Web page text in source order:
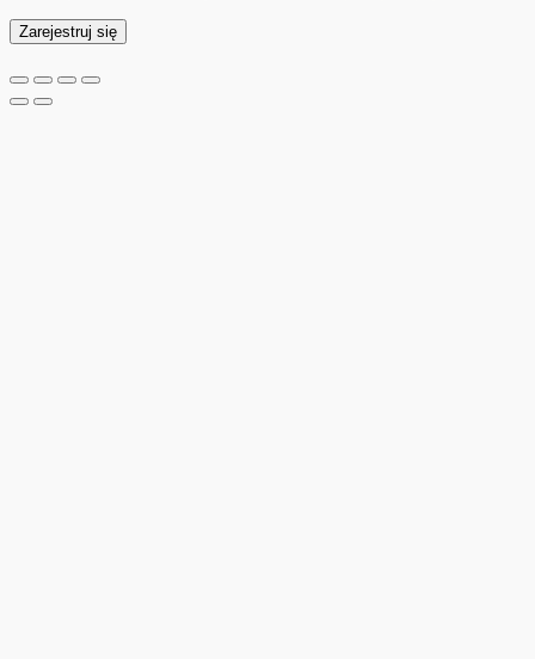
Zarejestruj się